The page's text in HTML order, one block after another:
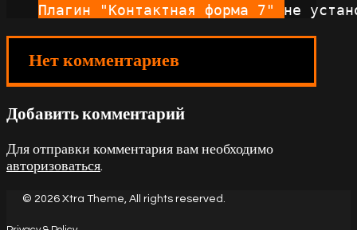
Плагин "Контактная форма 7" не
Нет комментариев
Добавить комментарий
Для отправки комментария вам необходимо
авторизоваться.
© 2026 Xtra Theme, All rights reserved.